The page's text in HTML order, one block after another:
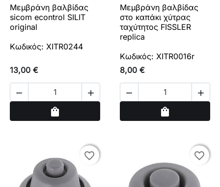
Μεμβράνη βαλβίδας
sicom econtrol SILIT
original
Κωδικός: XITR0244
13,00 €
 
shopping_bag
Μεμβράνη βαλβίδας
στο καπάκι χύτρας
ταχύτητος FISSLER
replica
Κωδικός: XITR0016r
8,00 €
 
shopping_bag
favorite_border
favorite_border favorite_border
favorite_border